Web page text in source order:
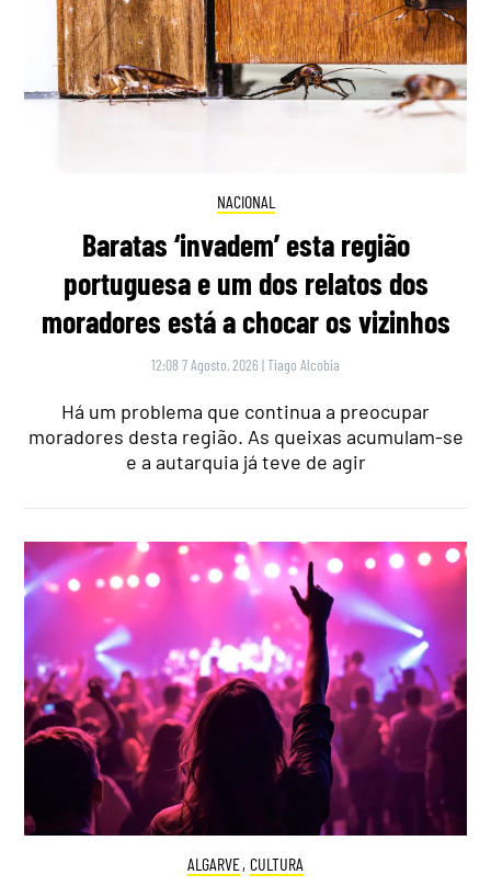
NACIONAL
Baratas ‘invadem’ esta região
portuguesa e um dos relatos dos
moradores está a chocar os vizinhos
12:08 7 Agosto, 2026 |Tiago Alcobia
Há um problema que continua a preocupar
moradores desta região. As queixas acumulam-se
e a autarquia já teve de agir
ALGARVE, CULTURA